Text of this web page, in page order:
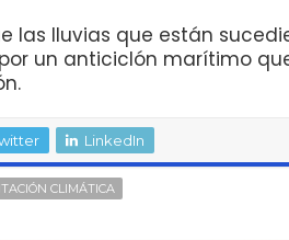
las lluvias que están
un anticiclón marítimo
LinkedIn
CLIMÁTICA